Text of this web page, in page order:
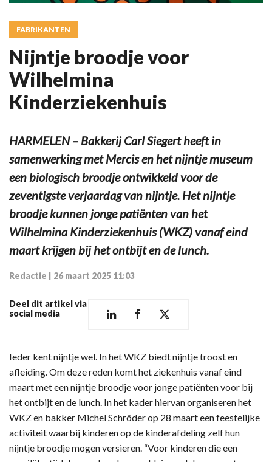
FABRIKANTEN
Nijntje broodje voor
Wilhelmina
Kinderziekenhuis
HARMELEN – Bakkerij Carl Siegert heeft in
samenwerking met Mercis en het nijntje museum
een biologisch broodje ontwikkeld voor de
zeventigste verjaardag van nijntje. Het nijntje
broodje kunnen jonge patiënten van het
Wilhelmina Kinderziekenhuis (WKZ) vanaf eind
maart krijgen bij het ontbijt en de lunch.
Redactie 26 maart 2025 11:03
Deel dit artikel via
social media
Ieder kent nijntje wel. In het WKZ biedt nijntje troost en
afleiding. Om deze reden komt het ziekenhuis vanaf eind
maart met een nijntje broodje voor jonge patiënten voor bij
het ontbijt en de lunch. In het kader hiervan organiseren het
WKZ en bakker Michel Schröder op 28 maart een feestelijke
activiteit waarbij kinderen op de kinderafdeling zelf hun
nijntje broodje mogen versieren. “Voor kinderen die een